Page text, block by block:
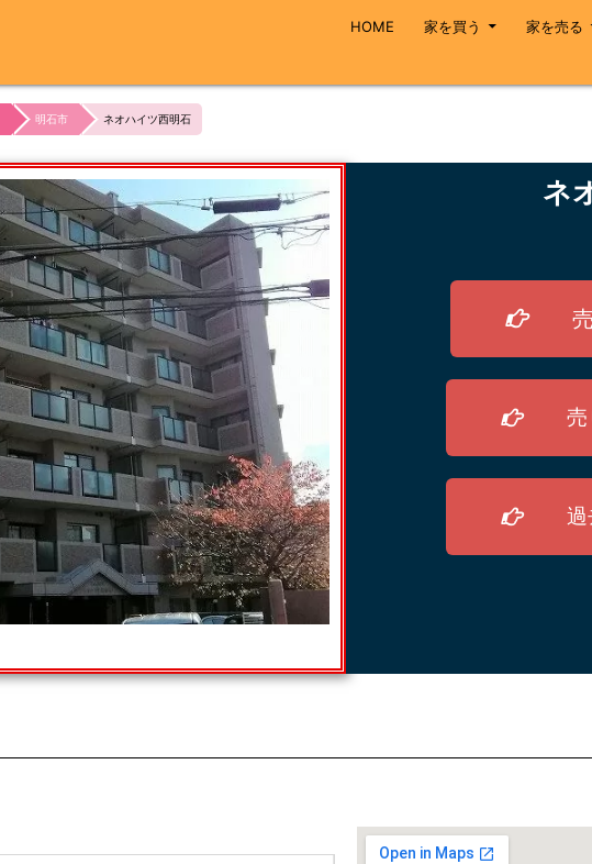
HOME 家を買う 家を売る
明石市 ネオハイツ西明石
ネ
売
過